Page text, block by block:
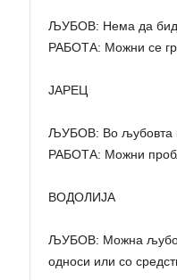
ЉУБОВ: Нема да
РАБОТА: Можни се
ЈАРЕЦ
ЉУБОВ: Во љубовта
РАБОТА: Можни
ВОДОЛИЈА
ЉУБОВ: Можна љубов
односи или со